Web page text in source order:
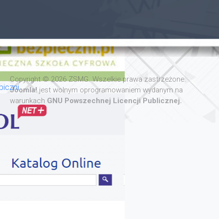
Copyright © 2026 ZSMG. Wszelkie prawa zastrzeżone.
Joomla! jest wolnym oprogramowaniem wydanym na
warunkach GNU Powszechnej Licencji Publicznej.